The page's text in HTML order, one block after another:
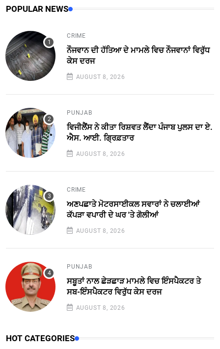
POPULAR NEWS
CRIME
ਨੌਜਵਾਨ ਦੀ ਹੱਤਿਆ ਦੇ ਮਾਮਲੇ ਵਿਚ ਨੌਜਵਾਨਾਂ ਵਿਰੁੱਧ
ਕੇਸ ਦਰਜ
AUGUST 8, 2026
PUNJAB
ਵਿਜੀਲੈਂਸ ਨੇ ਕੀਤਾ ਰਿਸ਼ਵਤ ਲੈਂਦਾ ਪੰਜਾਬ ਪੁਲਸ ਦਾ ਏ.
ਐਸ. ਆਈ. ਗ੍ਰਿਫ਼ਤਾਰ
AUGUST 8, 2026
CRIME
ਅਣਪਛਾਤੇ ਮੋਟਰਸਾਈਕਲ ਸਵਾਰਾਂ ਨੇ ਚਲਾਈਆਂ
ਕੱਪੜਾ ਵਪਾਰੀ ਦੇ ਘਰ 'ਤੇ ਗੋਲੀਆਂ
AUGUST 8, 2026
PUNJAB
ਸਬੂਤਾਂ ਨਾਲ ਛੇੜਛਾੜ ਮਾਮਲੇ ਵਿਚ ਇੰਸਪੈਕਟਰ ਤੇ
ਸਬ-ਇੰਸਪੈਕਟਰ ਵਿਰੁੱਧ ਕੇਸ ਦਰਜ
AUGUST 8, 2026
HOT CATEGORIES